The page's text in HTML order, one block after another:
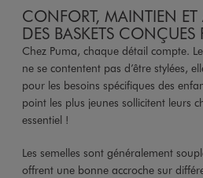
CONFORT, MAINTIEN
DES BASKETS CONÇUES
Chez Puma, chaque détail compte.
ne se contentent pas d’être stylées,
pour les besoins spécifiques des
point les plus jeunes sollicitent leurs
essentiel !
Les semelles sont généralement
offrent une bonne accroche sur